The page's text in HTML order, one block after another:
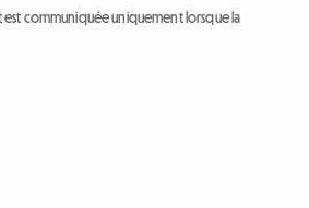
est communiquée uniquement lorsque la